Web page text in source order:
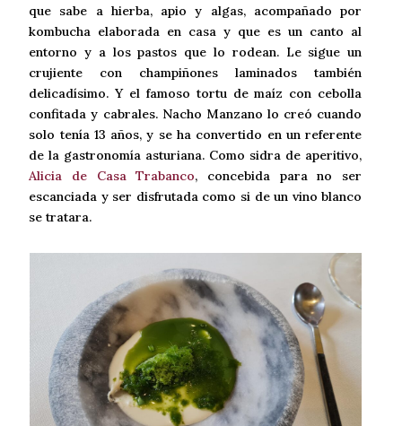
que sabe a hierba, apio y algas, acompañado por
kombucha elaborada en casa y que es un canto al
entorno y a los pastos que lo rodean. Le sigue un
crujiente con champiñones laminados también
delicadísimo. Y el famoso tortu de maíz con cebolla
confitada y cabrales. Nacho Manzano lo creó cuando
solo tenía 13 años, y se ha convertido en un referente
de la gastronomía asturiana. Como sidra de aperitivo,
Alicia de Casa Trabanco, concebida para no ser
escanciada y ser disfrutada como si de un vino blanco
se tratara.